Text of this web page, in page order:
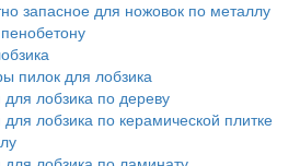
запасное для ножовок по металлу
пилок для лобзика
для лобзика по дереву
для лобзика по керамической плитке